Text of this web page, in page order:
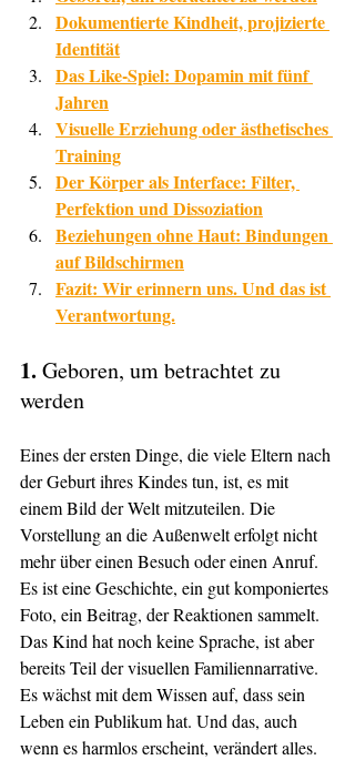
Dokumentierte Kindheit, projizierte
Identität
Das Like-Spiel: Dopamin mit fünf
Jahren
Visuelle Erziehung oder ästhetisches
Training
Der Körper als Interface: Filter,
Perfektion und Dissoziation
Beziehungen ohne Haut: Bindungen
auf Bildschirmen
Fazit: Wir erinnern uns. Und das ist
Verantwortung.
1. Geboren, um betrachtet zu
werden
Eines der ersten Dinge, die viele Eltern nach
der Geburt ihres Kindes tun, ist, es mit
einem Bild der Welt mitzuteilen. Die
Vorstellung an die Außenwelt erfolgt nicht
mehr über einen Besuch oder einen Anruf.
Es ist eine Geschichte, ein gut komponiertes
Foto, ein Beitrag, der Reaktionen sammelt.
Das Kind hat noch keine Sprache, ist aber
bereits Teil der visuellen Familiennarrative.
Es wächst mit dem Wissen auf, dass sein
Leben ein Publikum hat. Und das, auch
wenn es harmlos erscheint, verändert alles.